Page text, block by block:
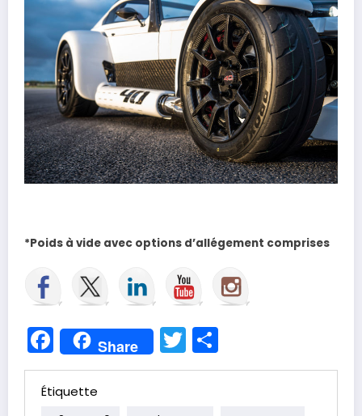
*Poids à vide avec options d’allégement comprises
Facebook
Share Twitter
Étiquette